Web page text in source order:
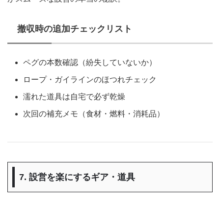
撤収時の追加チェックリスト
ペグの本数確認（紛失していないか）
ロープ・ガイラインのほつれチェック
濡れた道具は自宅で必ず乾燥
次回の補充メモ（食材・燃料・消耗品）
7. 設営を楽にするギア・道具